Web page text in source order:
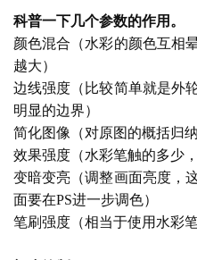
计
室
内
设
计
城
科普一下几个参数的作用。
颜色混合（水彩的颜色互相
越大）
边线强度（比较简单就是外
明显的边界）
简化图像（对原图的概括归
效果强度（水彩笔触的多少
变暗变亮（调整画面亮度，
面要在PS进一步调色）
笔刷强度（相当于使用水彩